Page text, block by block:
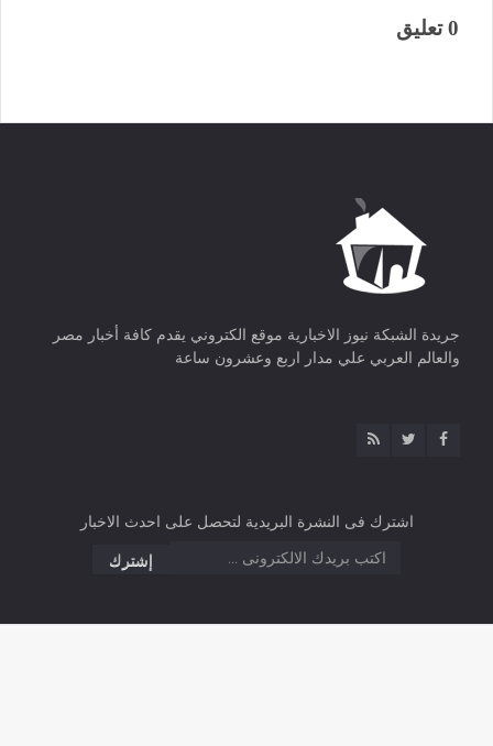
0 تعليق
جريدة الشبكة نيوز الاخبارية موقع الكتروني يقدم كافة أخبار مصر
والعالم العربي علي مدار اربع وعشرون ساعة
اشترك فى النشرة البريدية لتحصل على احدث الاخبار